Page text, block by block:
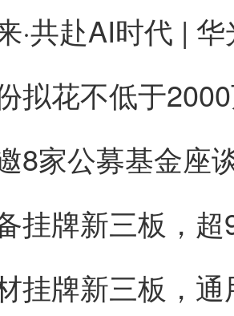
挂牌新三板，